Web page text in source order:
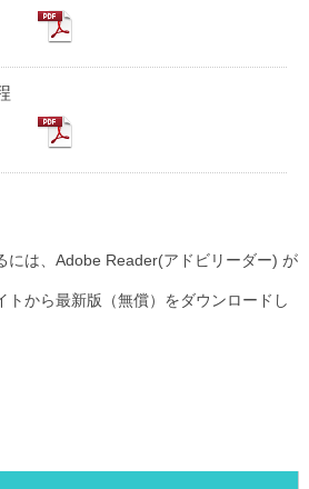
には、Adobe Reader(アドビリーダー) が
トから最新版（無償）をダウンロードし